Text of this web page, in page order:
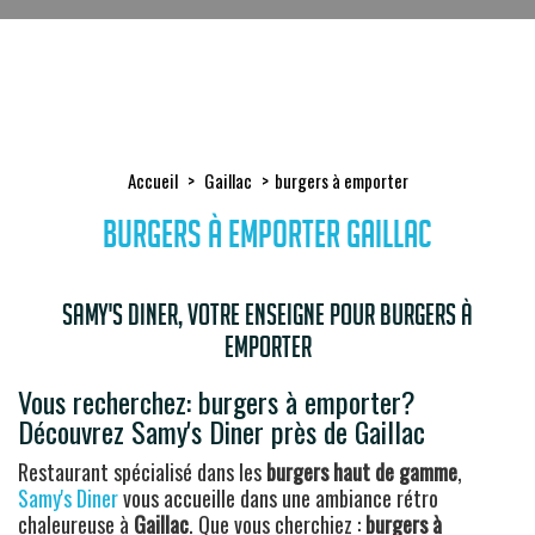
Accueil Gaillac burgers à emporter
burgers à emporter Gaillac
Samy's Diner, votre enseigne pour burgers à
emporter
Vous recherchez: burgers à emporter?
Découvrez Samy's Diner près de Gaillac
Restaurant spécialisé dans lesburgers haut de gamme,
Samy's Dinervous accueille dans une ambiance rétro
chaleureuse à Gaillac. Que vous cherchiez :burgers à